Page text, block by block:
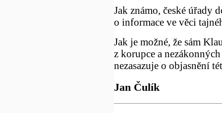
Jak známo, české úřady
o informace ve věci
Jak je možné, že sám
z korupce a
nezasazuje o objasnění
Jan Čulík